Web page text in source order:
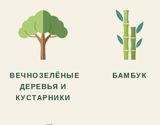
ВЕЧНОЗЕЛЁНЫЕ
ДЕРЕВЬЯ И
КУСТАРНИКИ
БАМБУК